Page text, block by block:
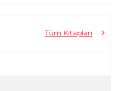
işgâl etti. Bunu da
ettim".
Tüm Kitapları